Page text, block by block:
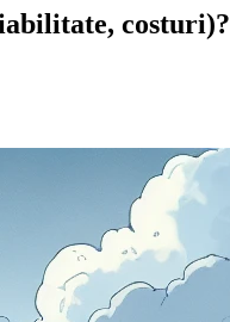
costuri)?